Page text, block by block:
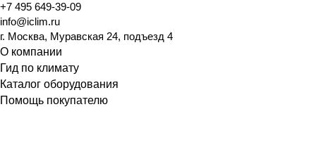
+7 495 649-39-09
info@iclim.ru
г. Москва, Муравская 24, подъезд 4
О компании
Гид по климату
Каталог оборудования
Помощь покупателю